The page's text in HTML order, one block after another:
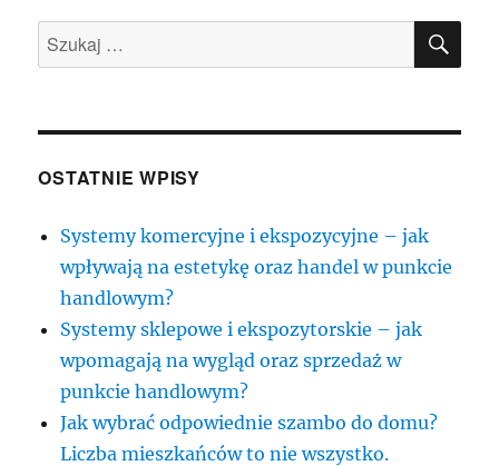
Szukaj:
OSTATNIE WPISY
Systemy komercyjne i ekspozycyjne – jak
wpływają na estetykę oraz handel w punkcie
handlowym?
Systemy sklepowe i ekspozytorskie – jak
wpomagają na wygląd oraz sprzedaż w
punkcie handlowym?
Jak wybrać odpowiednie szambo do domu?
Liczba mieszkańców to nie wszystko.